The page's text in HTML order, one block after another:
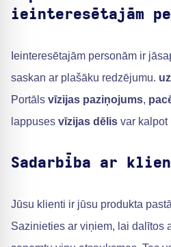
ieinteresētajām
Ieinteresētajām personām ir
saskan ar plašāku redzējumu.
Portāls vīzijas paziņojums,
lappuses vīzijas dēlis var kalpot
Sadarbība ar
Jūsu klienti ir jūsu produkta
Sazinieties ar viņiem, lai dalītos